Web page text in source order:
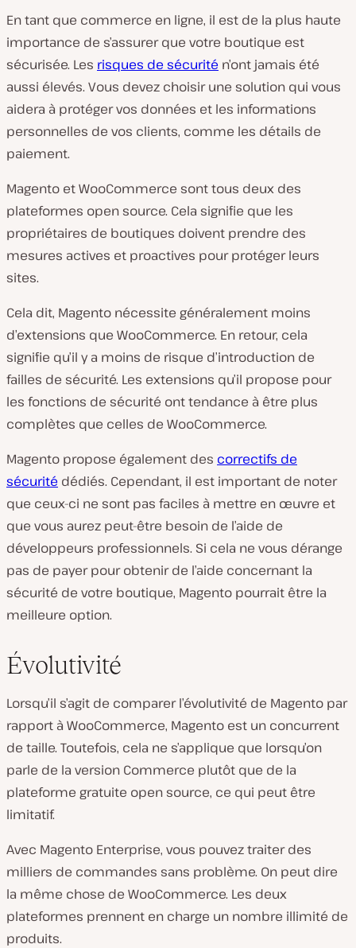
En tant que commerce en ligne, il est de la plus haute
importance de s’assurer que votre boutique est
sécurisée. Les risques de sécurité n’ont jamais été
aussi élevés. Vous devez choisir une solution qui vous
aidera à protéger vos données et les informations
personnelles de vos clients, comme les détails de
paiement.
Magento et WooCommerce sont tous deux des
plateformes open source. Cela signifie que les
propriétaires de boutiques doivent prendre des
mesures actives et proactives pour protéger leurs
sites.
Cela dit, Magento nécessite généralement moins
d’extensions que WooCommerce. En retour, cela
signifie qu’il y a moins de risque d’introduction de
failles de sécurité. Les extensions qu’il propose pour
les fonctions de sécurité ont tendance à être plus
complètes que celles de WooCommerce.
Magento propose également des correctifs de
sécurité dédiés. Cependant, il est important de noter
que ceux-ci ne sont pas faciles à mettre en œuvre et
que vous aurez peut-être besoin de l’aide de
développeurs professionnels. Si cela ne vous dérange
pas de payer pour obtenir de l’aide concernant la
sécurité de votre boutique, Magento pourrait être la
meilleure option.
Évolutivité
Lorsqu’il s’agit de comparer l’évolutivité de Magento par
rapport à WooCommerce, Magento est un concurrent
de taille. Toutefois, cela ne s’applique que lorsqu’on
parle de la version Commerce plutôt que de la
plateforme gratuite open source, ce qui peut être
limitatif.
Avec Magento Enterprise, vous pouvez traiter des
milliers de commandes sans problème. On peut dire
la même chose de WooCommerce. Les deux
plateformes prennent en charge un nombre illimité de
produits.